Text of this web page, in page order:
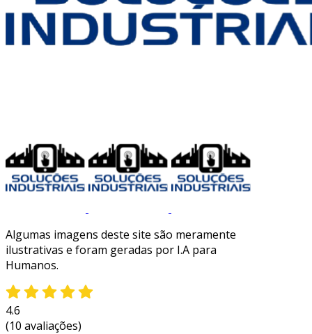
Algumas imagens deste site são meramente
ilustrativas e foram geradas por I.A para
Humanos.
4.6
(10 avaliações)